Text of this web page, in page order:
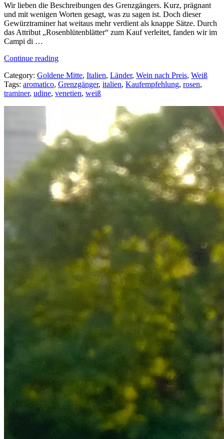
Wir lieben die Beschreibungen des Grenzgängers. Kurz, prägnant
und mit wenigen Worten gesagt, was zu sagen ist. Doch dieser
Gewürztraminer hat weitaus mehr verdient als knappe Sätze. Durch
das Attribut „Rosenblütenblätter“ zum Kauf verleitet, fanden wir im
Campi di …
Continue reading„Rosengärten
Flaschen“
Category: Goldene Mitte, Italien, Länder, Wein nach Preis, Weiß
Tags: aromatico, Grenzgänger, italien, Kaufempfehlung, rosen,
traminer, udine, venetien, weiß